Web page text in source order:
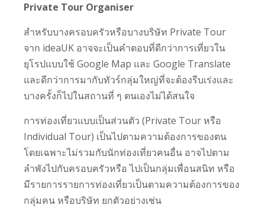
Private Tour Organiser
สำหรับบางครอบครัวหรือบางบริษัท Private Tour
จาก ideaUK อาจจะเป็นคำตอบที่ดีกว่าการเที่ยวใน
ยุโรปแบบใช้ Google Map และ Google Translate
และดีกว่าการมากับทัวร์กลุ่มใหญ่ที่จะต้องรีบเร่งและ
บางครั้งก็ไปในสถานที่ ๆ ตนเองไม่ได้สนใจ
การท่องเที่ยวแบบเป็นส่วนตัว (Private Tour หรือ
Individual Tour) เป็นไปตามความต้องการของตน
โดยเฉพาะไม่รวมกับนักท่องเที่ยวคนอื่น อาจไปตาม
ลำพังไปกับครอบครัวหรือ ไปเป็นกลุ่มเพื่อนสนิท หรือ
มีรายการรายการท่องเที่ยวเป็นตามความต้องการของ
กลุ่มคน หรือบริษัท ยกตัวอย่างเช่น